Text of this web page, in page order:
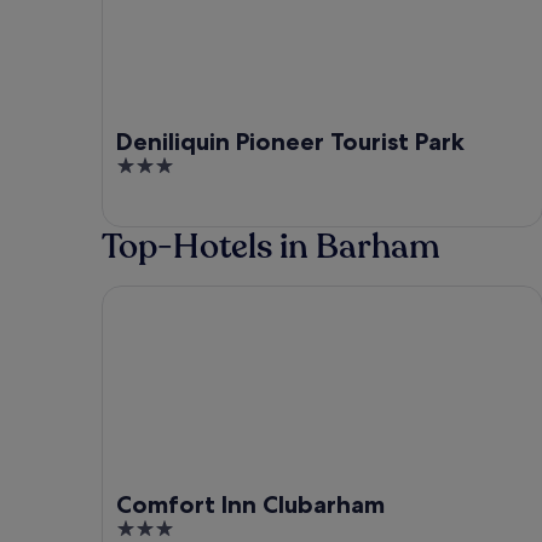
Deniliquin Pioneer Tourist Park
3
5
Top-Hotels in Barham
Comfort Inn Clubarham
3